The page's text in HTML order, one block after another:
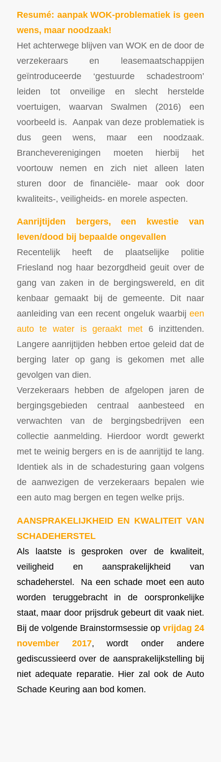
Resumé: aanpak WOK-problematiek is geen
wens, maar noodzaak!
Het achterwege blijven van WOK en de door de
verzekeraars en leasemaatschappijen
geïntroduceerde ‘gestuurde schadestroom’
leiden tot onveilige en slecht herstelde
voertuigen, waarvan Swalmen (2016) een
voorbeeld is. Aanpak van deze problematiek is
dus geen wens, maar een noodzaak.
Brancheverenigingen moeten hierbij het
voortouw nemen en zich niet alleen laten
sturen door de financiële- maar ook door
kwaliteits-, veiligheids- en morele aspecten.
Aanrijtijden bergers, een kwestie van
leven/dood bij bepaalde ongevallen
Recentelijk heeft de plaatselijke politie
Friesland nog haar bezorgdheid geuit over de
gang van zaken in de bergingswereld, en dit
kenbaar gemaakt bij de gemeente. Dit naar
aanleiding van een recent ongeluk waarbijeen
auto te water is geraakt met 6 inzittenden.
Langere aanrijtijden hebben ertoe geleid dat de
berging later op gang is gekomen met alle
gevolgen van dien.
Verzekeraars hebben de afgelopen jaren de
bergingsgebieden centraal aanbesteed en
verwachten van de bergingsbedrijven een
collectie aanmelding. Hierdoor wordt gewerkt
met te weinig bergers en is de aanrijtijd te lang.
Identiek als in de schadesturing gaan volgens
de aanwezigen de verzekeraars bepalen wie
een auto mag bergen en tegen welke prijs.
AANSPRAKELIJKHEID EN KWALITEIT VAN
SCHADEHERSTEL
Als laatste is gesproken over de kwaliteit,
veiligheid en aansprakelijkheid van
schadeherstel.
Na een schade moet een auto
worden teruggebracht in de oorspronkelijke
staat, maar door prijsdruk gebeurt dit vaak niet.
Bij de volgende Brainstormsessie opvrijdag 24
november 2017, wordt onder andere
gediscussieerd over de aansprakelijkstelling bij
niet adequate reparatie. Hier zal ook de Auto
Schade Keuring aan bod komen.